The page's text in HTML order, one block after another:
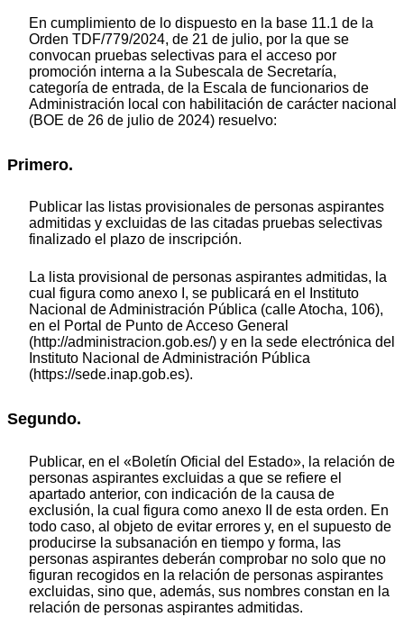
En cumplimiento de lo dispuesto en la base 11.1 de la
Orden TDF/779/2024, de 21 de julio, por la que se
convocan pruebas selectivas para el acceso por
promoción interna a la Subescala de Secretaría,
categoría de entrada, de la Escala de funcionarios de
Administración local con habilitación de carácter nacional
(BOE de 26 de julio de 2024) resuelvo:
Primero.
Publicar las listas provisionales de personas aspirantes
admitidas y excluidas de las citadas pruebas selectivas
finalizado el plazo de inscripción.
La lista provisional de personas aspirantes admitidas, la
cual figura como anexo I, se publicará en el Instituto
Nacional de Administración Pública (calle Atocha, 106),
en el Portal de Punto de Acceso General
(http://administracion.gob.es/) y en la sede electrónica del
Instituto Nacional de Administración Pública
(https://sede.inap.gob.es).
Segundo.
Publicar, en el «Boletín Oficial del Estado», la relación de
personas aspirantes excluidas a que se refiere el
apartado anterior, con indicación de la causa de
exclusión, la cual figura como anexo II de esta orden. En
todo caso, al objeto de evitar errores y, en el supuesto de
producirse la subsanación en tiempo y forma, las
personas aspirantes deberán comprobar no solo que no
figuran recogidos en la relación de personas aspirantes
excluidas, sino que, además, sus nombres constan en la
relación de personas aspirantes admitidas.